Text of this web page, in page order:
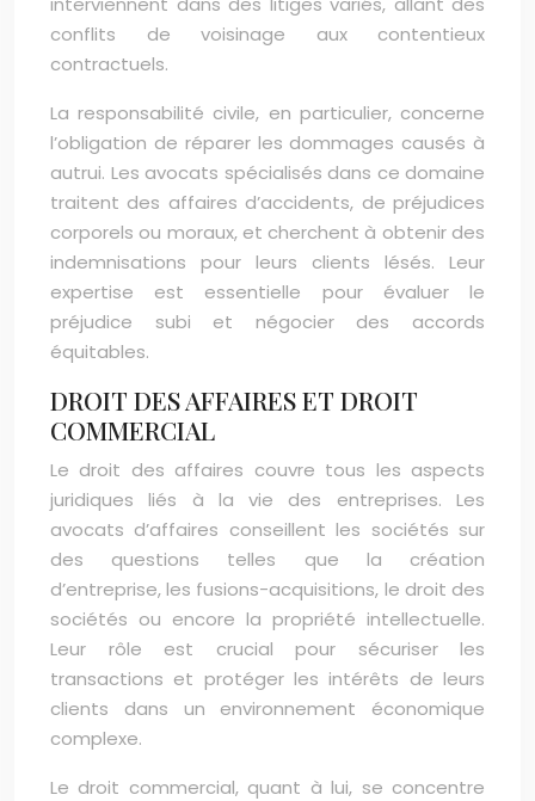
conflits de voisinage aux contentieux
contractuels.
La responsabilité civile, en particulier, concerne
l’obligation de réparer les dommages causés à
autrui. Les avocats spécialisés dans ce domaine
traitent des affaires d’accidents, de préjudices
corporels ou moraux, et cherchent à obtenir des
indemnisations pour leurs clients lésés. Leur
expertise est essentielle pour évaluer le
préjudice subi et négocier des accords
équitables.
DROIT DES AFFAIRES ET DROIT
COMMERCIAL
Le droit des affaires couvre tous les aspects
juridiques liés à la vie des entreprises. Les
avocats d’affaires conseillent les sociétés sur
des questions telles que la création
d’entreprise, les fusions-acquisitions, le droit des
sociétés ou encore la propriété intellectuelle.
Leur rôle est crucial pour sécuriser les
transactions et protéger les intérêts de leurs
clients dans un environnement économique
complexe.
Le droit commercial, quant à lui, se concentre